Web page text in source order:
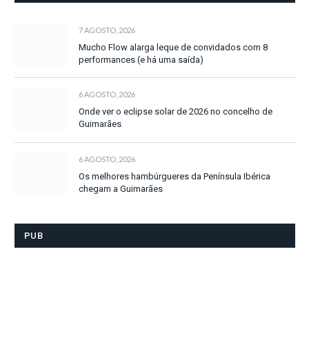
7 AGOSTO, 2026
Mucho Flow alarga leque de convidados com 8
performances (e há uma saída)
6 AGOSTO, 2026
Onde ver o eclipse solar de 2026 no concelho de
Guimarães
6 AGOSTO, 2026
Os melhores hambúrgueres da Península Ibérica
chegam a Guimarães
PUB